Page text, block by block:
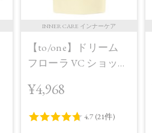
INNER CARE インナーケア
【to/one】ドリーム
フローラ VC ショット
プラス＜限定品＞
¥4,968